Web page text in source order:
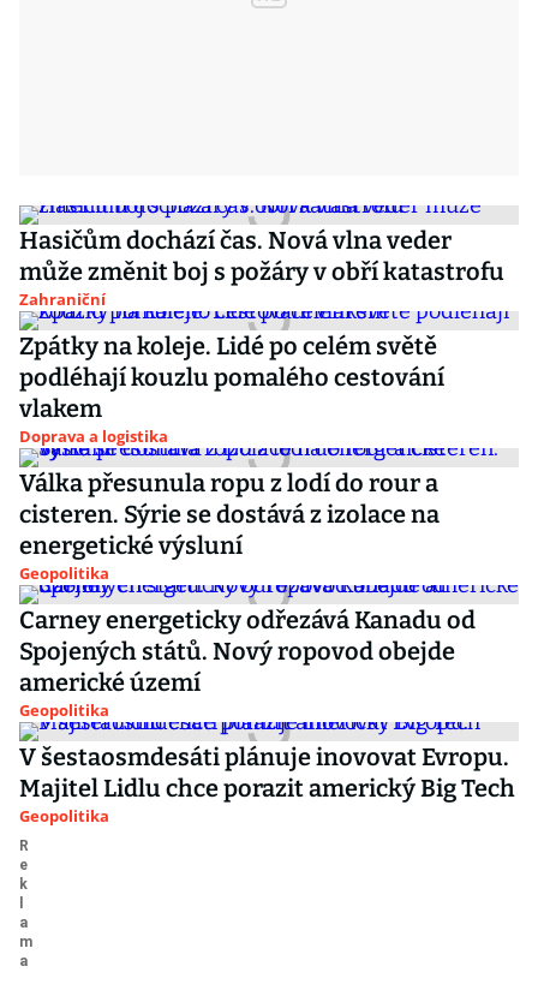
Hasičům dochází čas. Nová vlna veder
může změnit boj s požáry v obří katastrofu
Zahraniční
Zpátky na koleje. Lidé po celém světě
podléhají kouzlu pomalého cestování
vlakem
Doprava a logistika
Válka přesunula ropu z lodí do rour a
cisteren. Sýrie se dostává z izolace na
energetické výsluní
Geopolitika
Carney energeticky odřezává Kanadu od
Spojených států. Nový ropovod obejde
americké území
Geopolitika
V šestaosmdesáti plánuje inovovat Evropu.
Majitel Lidlu chce porazit americký Big Tech
Geopolitika